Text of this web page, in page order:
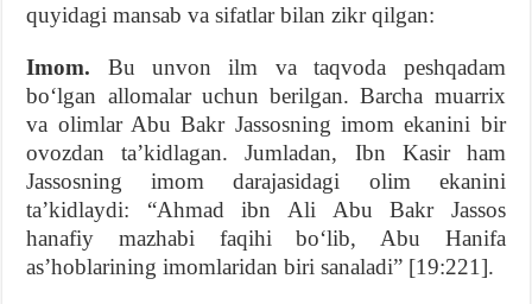
quyidagi mansab va sifatlar bilan zikr qilgan:
Imom. Bu unvon ilm va taqvoda peshqadam
bo‘lgan allomalar uchun berilgan. Barcha muarrix
va olimlar Abu Bakr Jassosning imom ekanini bir
ovozdan ta’kidlagan. Jumladan, Ibn Kasir ham
Jassosning imom darajasidagi olim ekanini
ta’kidlaydi: “Ahmad ibn Ali Abu Bakr Jassos
hanafiy mazhabi faqihi bo‘lib, Abu Hanifa
as’hoblarining imomlaridan biri sanaladi” [19:221].